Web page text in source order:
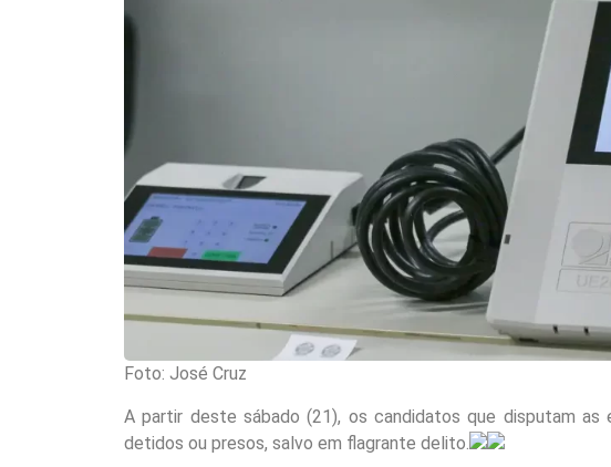
Foto: José Cruz
A partir deste sábado (21), os candidatos que disputam as
detidos ou presos, salvo em flagrante delito.